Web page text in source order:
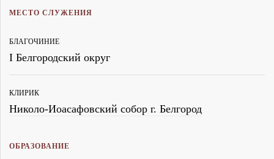
МЕСТО СЛУЖЕНИЯ
БЛАГОЧИНИЕ
I Белгородский округ
КЛИРИК
Николо-Иоасафовский собор г. Белгород
ОБРАЗОВАНИЕ